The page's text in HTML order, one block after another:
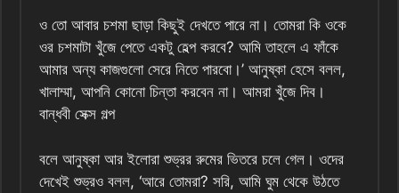
ও তো আবার চশমা ছাড়া কিছুই দেখতে পারে না। তোমরা কি ওকে
ওর চশমাটা খুঁজে পেতে একটু হেল্প করবে? আমি তাহলে এ ফাঁকে
আমার অন্য কাজগুলো সেরে নিতে পারবো।’ আনুষ্কা হেসে বলল,
খালাম্মা, আপনি কোনো চিন্তা করবেন না। আমরা খুঁজে দিব।
বান্ধবী সেক্স গল্প
বলে আনুষ্কা আর ইলোরা শুভ্রর রুমের ভিতরে চলে গেল। ওদের
দেখেই শুভ্রও বলল, ‘আরে তোমরা? সরি, আমি ঘুম থেকে উঠতে